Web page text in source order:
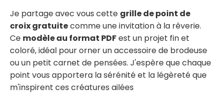
Je partage avec vous cette grille de point de
croix gratuitecomme une invitation à la rêverie.
Ce modèle au format PDFest un projet fin et
coloré, idéal pour orner un accessoire de brodeuse
ou un petit carnet de pensées. J'espère que chaque
point vous apportera la sérénité et la légèreté que
m'inspirent ces créatures ailées